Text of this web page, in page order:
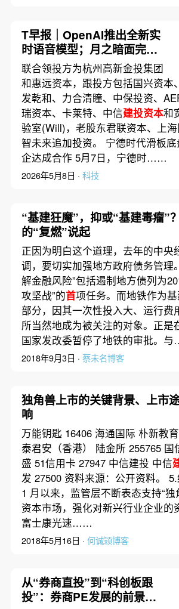
T早报｜OpenAI推出全新实
时语音模型；月之暗面完成
20亿美元新融资；宁德时代
滑板底盘与土耳其车企达成
合作
联合领投方为杭州高新金投集团
和惠远资本，跟投方包括国兴资本
发乾和、力合清瞳、中保投资、
瑞资本、卡莱特、中信建投资本和
验室(Will)，老股东君联资本、上
智未来追加投资。 宁德时代滑板
企达成合作 5月7日，宁德时……
2026年5月8日 · 科技
“基建狂魔”，抑或“基建毒瘤”
的“复燃”说起
正因为明白这个道理，去年的中央
调，要切实加强地方政府债务管理
解金融风险”包括遏制地方债列为
攻坚战”的首项任务。而地铁作为
部分，因其一次性投入大、运行费
所当然地成为被关注的对象。正是
国家发改委暂停了地铁的审批。
2018年9月3日 · 蔡未名博客
独角兽上市的关键背景、上市
响
万能钥匙 16406 海通国际 朴新教
泰君安（香港） 陆金所 255765 国
盛 51信用卡 27947 中信建投 中信
发 27500 资料来源：公开资料。
1 月以来，监管层不断表态支持“独
资本市场，强化对新兴行业企业的
富士康光速……
2018年5月16日 · 何诚颖博客
从“券商直投”到“科创板跟
投”：券商PE发展的前景分